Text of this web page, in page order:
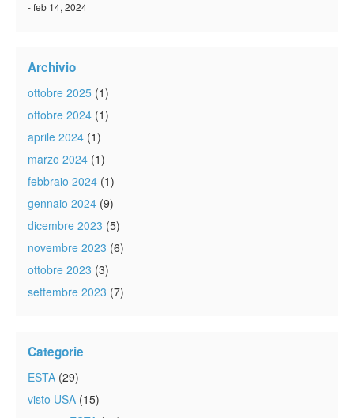
- feb 14, 2024
Archivio
ottobre 2025 (1)
ottobre 2024 (1)
aprile 2024 (1)
marzo 2024 (1)
febbraio 2024 (1)
gennaio 2024 (9)
dicembre 2023 (5)
novembre 2023 (6)
ottobre 2023 (3)
settembre 2023 (7)
Categorie
ESTA (29)
visto USA (15)